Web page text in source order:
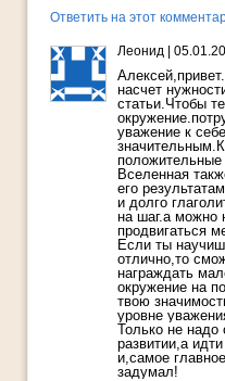
Ответить на этот
Леонид |
насчет
статьи.Чтобы
уважение к
положительные
Вселенная
его
и долго
на шаг.а можно
продвигаться
Если ты
отлично,то
награждать
окружение на
твою
уровне
Только не надо
развитии,а
и,самое
задумал!